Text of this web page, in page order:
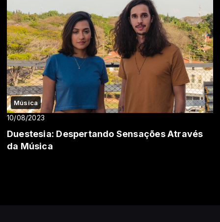
Música
10/08/2023
Duestesia: Despertando Sensações Através
da Música